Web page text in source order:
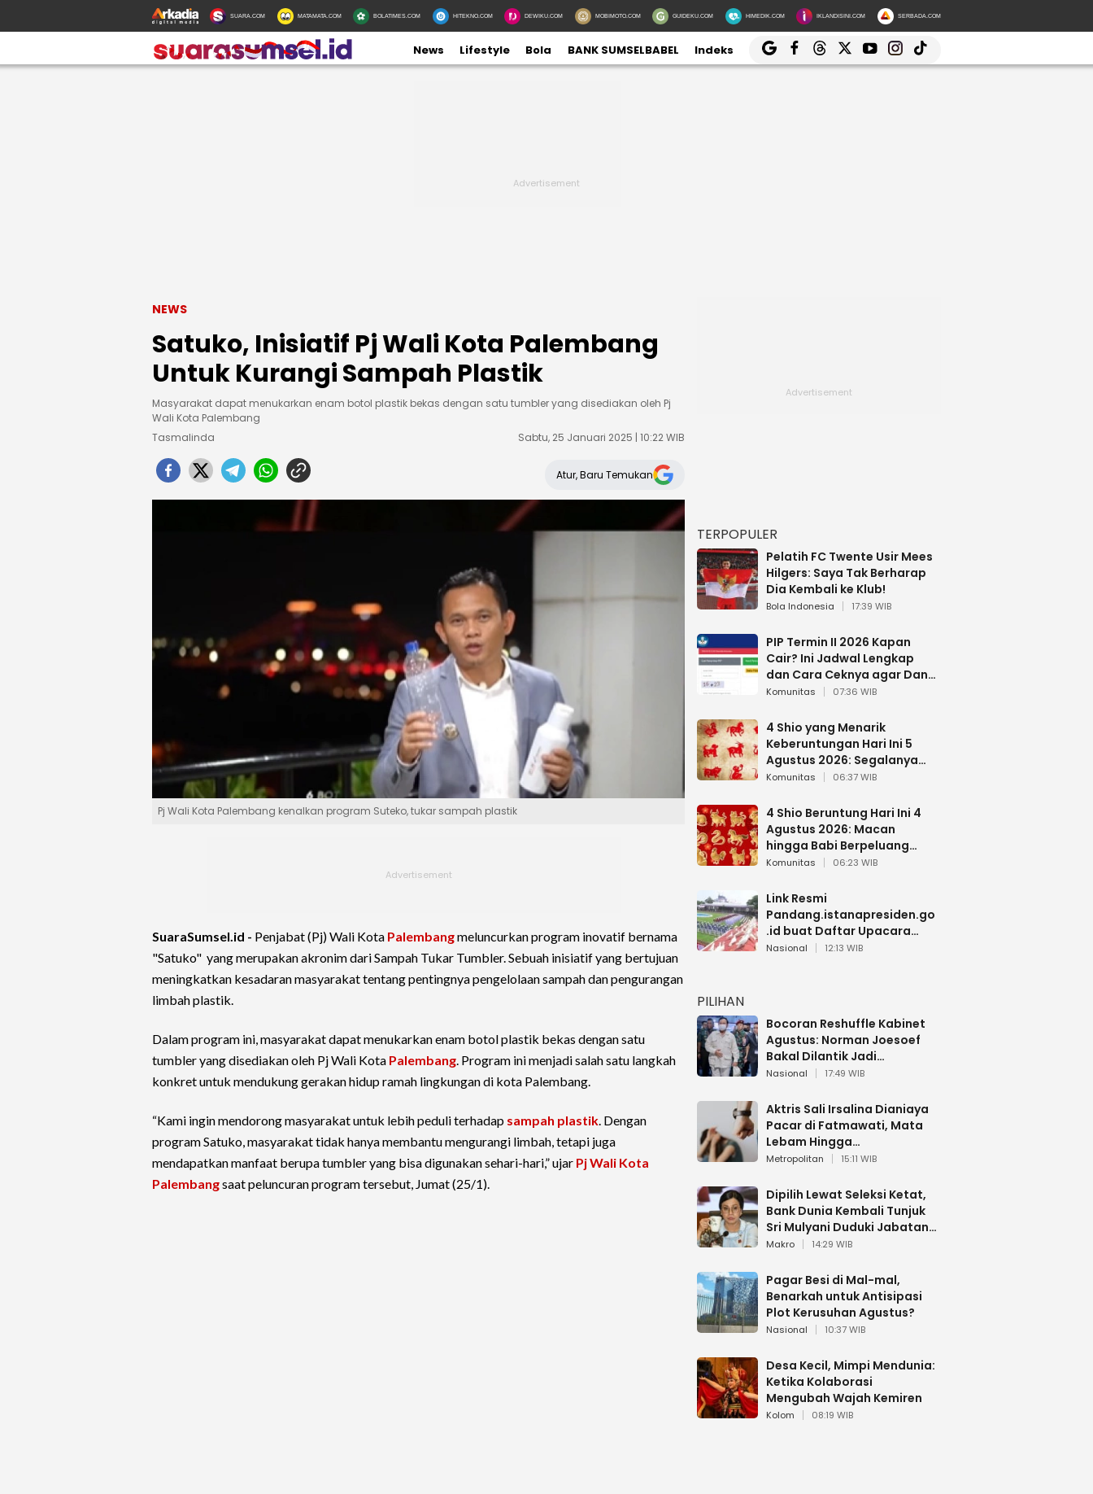
SUARA.COM MATAMATA.COM BOLATIMES.COM HITEKNO.COM DEWIKU.COM MOBIMOTO.COM GUIDEKU.COM HIMEDIK.COM IKLANDISINI.COM SERBADA.COM
News Lifestyle Bola BANK SUMSELBABEL Indeks
NEWS
Satuko, Inisiatif Pj Wali Kota Palembang
Untuk Kurangi Sampah Plastik
Masyarakat dapat menukarkan enam botol plastik bekas dengan satu tumbler yang disediakan oleh Pj
Wali Kota Palembang
Tasmalinda
Sabtu, 25 Januari 2025 | 10:22 WIB
Atur, Baru Temukan
Pj Wali Kota Palembang kenalkan program Suteko, tukar sampah plastik
SuaraSumsel.id - Penjabat (Pj) Wali Kota Palembangmeluncurkan program inovatif bernama
"Satuko" yang merupakan akronim dari Sampah Tukar Tumbler. Sebuah inisiatif yang bertujuan
meningkatkan kesadaran masyarakat tentang pentingnya pengelolaan sampah dan pengurangan
limbah plastik.
Dalam program ini, masyarakat dapat menukarkan enam botol plastik bekas dengan satu
tumbler yang disediakan oleh Pj Wali Kota Palembang. Program ini menjadi salah satu langkah
konkret untuk mendukung gerakan hidup ramah lingkungan di kota Palembang.
“Kami ingin mendorong masyarakat untuk lebih peduli terhadap sampah plastik. Dengan
program Satuko, masyarakat tidak hanya membantu mengurangi limbah, tetapi juga
mendapatkan manfaat berupa tumbler yang bisa digunakan sehari-hari,” ujar Pj Wali Kota
Palembangsaat peluncuran program tersebut, Jumat (25/1).
TERPOPULER
Pelatih FC Twente Usir Mees
Hilgers: Saya Tak Berharap
Dia Kembali ke Klub!
Bola Indonesia 17:39 WIB
PIP Termin II 2026 Kapan
Cair? Ini Jadwal Lengkap
dan Cara Ceknya agar Dana
Tidak Hangus!
Komunitas 07:36 WIB
4 Shio yang Menarik
Keberuntungan Hari Ini 5
Agustus 2026: Segalanya
Berjalan Lancar
Komunitas 06:37 WIB
4 Shio Beruntung Hari Ini 4
Agustus 2026: Macan
hingga Babi Berpeluang
Dapat Kabar Baik
Komunitas 06:23 WIB
Link Resmi
Pandang.istanapresiden.go
.id buat Daftar Upacara
Bendera HUT RI di Istana
Nasional 12:13 WIB
PILIHAN
Bocoran Reshuffle Kabinet
Agustus: Norman Joesoef
Bakal Dilantik Jadi
Wamenhan RI
Nasional 17:49 WIB
Aktris Sali Irsalina Dianiaya
Pacar di Fatmawati, Mata
Lebam Hingga
Diselamatkan Polantas
Metropolitan 15:11 WIB
Dipilih Lewat Seleksi Ketat,
Bank Dunia Kembali Tunjuk
Sri Mulyani Duduki Jabatan
Strategis
Makro 14:29 WIB
Pagar Besi di Mal-mal,
Benarkah untuk Antisipasi
Plot Kerusuhan Agustus?
Nasional 10:37 WIB
Desa Kecil, Mimpi Mendunia:
Ketika Kolaborasi
Mengubah Wajah Kemiren
Kolom 08:19 WIB